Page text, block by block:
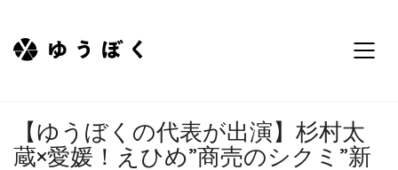
【ゆうぼくの代表が出演】杉村太
蔵×愛媛！えひめ”商売のシクミ”新